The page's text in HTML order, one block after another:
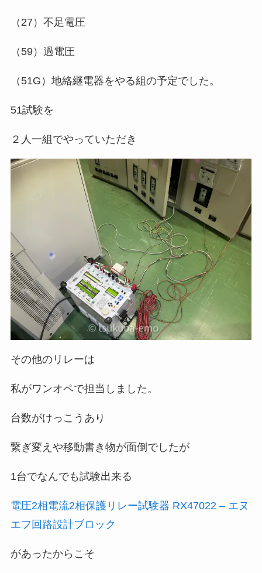
（27）不足電圧
（59）過電圧
（51G）地絡継電器をやる組の予定でした。
51試験を
２人一組でやっていただき
その他のリレーは
私がワンオペで担当しました。
台数がけっこうあり
繋ぎ変えや移動書き物が面倒でしたが
1台でなんでも試験出来る
電圧2相電流2相保護リレー試験器 RX47022 – エヌ
エフ回路設計ブロック
があったからこそ